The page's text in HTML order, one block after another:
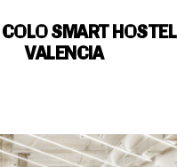
SMART HOSTEL
VALENCIA